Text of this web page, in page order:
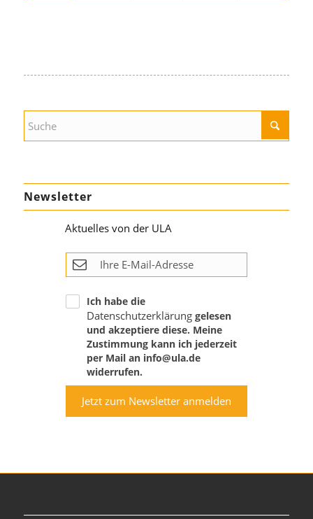
Newsletter
Jetzt zum Newsletter anmelden
Aktuelles von der ULA
Ich habe die
Datenschutzerklärung gelesen
und akzeptiere diese. Meine
Zustimmung kann ich jederzeit
per Mail an info@ula.de
widerrufen.